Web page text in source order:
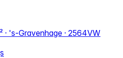
· 's-Gravenhage · 2564VW